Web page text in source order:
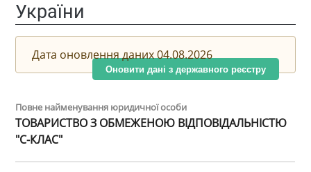
України
Дата оновлення даних 04.08.2026
Оновити дані з державного реєстру
Повне найменування юридичної особи
ТОВАРИСТВО З ОБМЕЖЕНОЮ ВІДПОВІДАЛЬНІСТЮ
"С-КЛАС"